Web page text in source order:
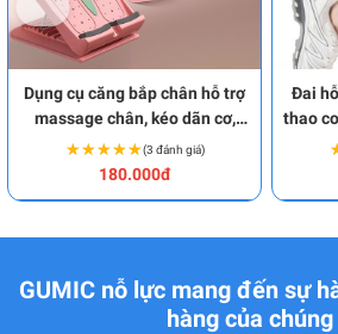
Dụng cụ căng bắp chân hỗ trợ
massage chân, kéo dãn cơ,
gân hiệu quả BA1962
★★★★★
★★★★★(3 đánh giá)
180.000đ
Đai
thao
GUMIC nỗ lực mang đến sự
hàng của